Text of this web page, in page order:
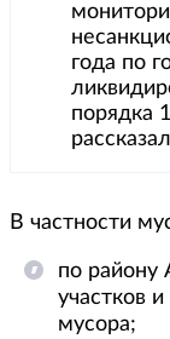
года по
порядка
В частности
по району
участков
мусора;